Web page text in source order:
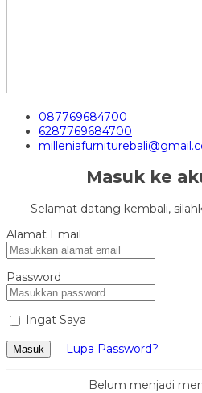
087769684700
6287769684700
Masuk ke
Selamat datang kembali,
Alamat Email
Password
Ingat Saya
Masuk Lupa Password?
Belum menjadi